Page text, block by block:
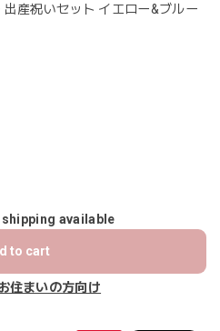
産祝いセット イエロー&ブルー
available
to cart
住まいの方向け